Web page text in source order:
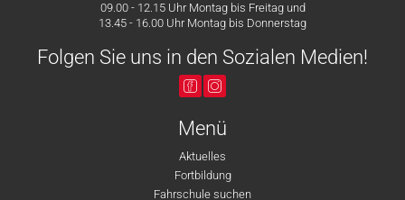
09.00 - 12.15 Uhr Montag bis Freitag und
13.45 - 16.00 Uhr Montag bis Donnerstag
Folgen Sie uns in den Sozialen Medien!
Menü
Aktuelles
Fortbildung
Fahrschule suchen